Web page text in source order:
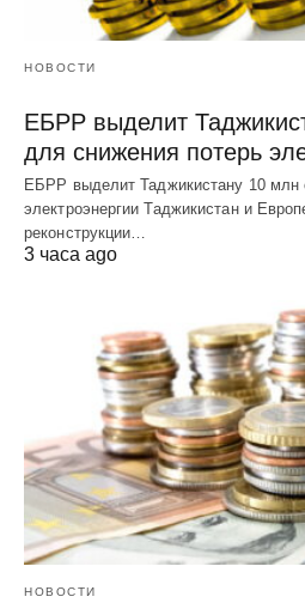
НОВОСТИ
ЕБРР выделит
для снижения потерь
ЕБРР выделит Таджикистану 10 млн
электроэнергии Таджикистан и
реконструкции…
3 часа ago
НОВОСТИ